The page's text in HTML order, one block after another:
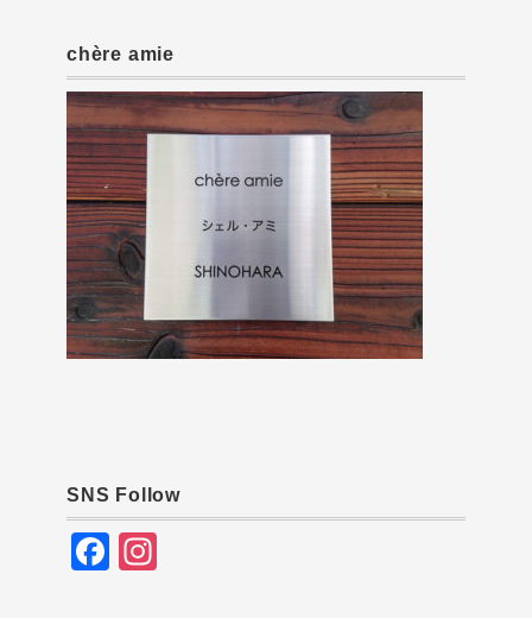
chère amie
SNS Follow
F